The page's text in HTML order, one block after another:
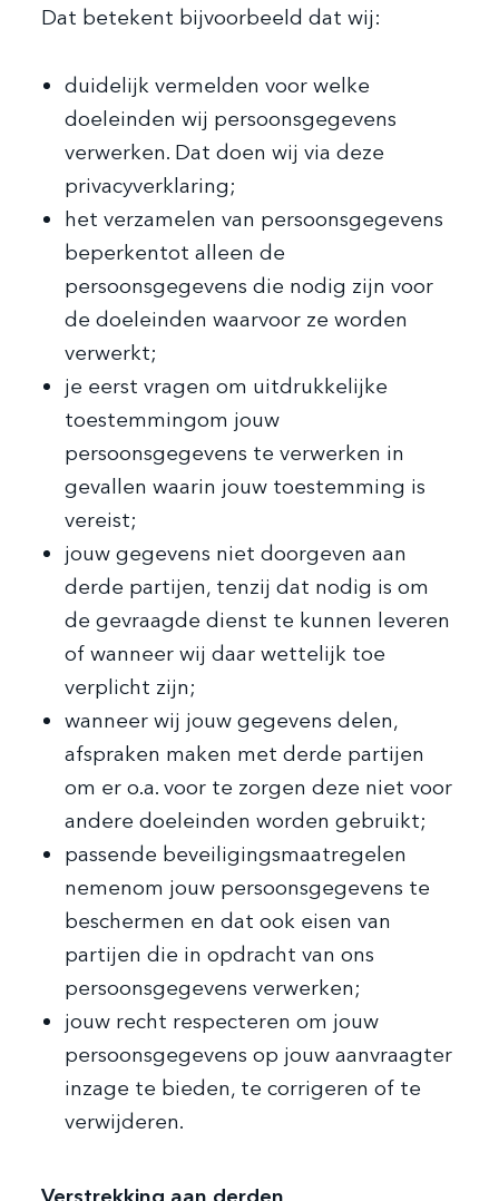
Dat betekent bijvoorbeeld dat wij:
duidelijk vermelden voor welke
doeleinden wij persoonsgegevens
verwerken. Dat doen wij via deze
privacyverklaring;
het verzamelen van persoonsgegevens
beperkentot alleen de
persoonsgegevens die nodig zijn voor
de doeleinden waarvoor ze worden
verwerkt;
je eerst vragen om uitdrukkelijke
toestemmingom jouw
persoonsgegevens te verwerken in
gevallen waarin jouw toestemming is
vereist;
jouw gegevens niet doorgeven aan
derde partijen, tenzij dat nodig is om
de gevraagde dienst te kunnen leveren
of wanneer wij daar wettelijk toe
verplicht zijn;
wanneer wij jouw gegevens delen,
afspraken maken met derde partijen
om er o.a. voor te zorgen deze niet voor
andere doeleinden worden gebruikt;
passende beveiligingsmaatregelen
nemenom jouw persoonsgegevens te
beschermen en dat ook eisen van
partijen die in opdracht van ons
persoonsgegevens verwerken;
jouw recht respecteren om jouw
persoonsgegevens op jouw aanvraagter
inzage te bieden, te corrigeren of te
verwijderen.